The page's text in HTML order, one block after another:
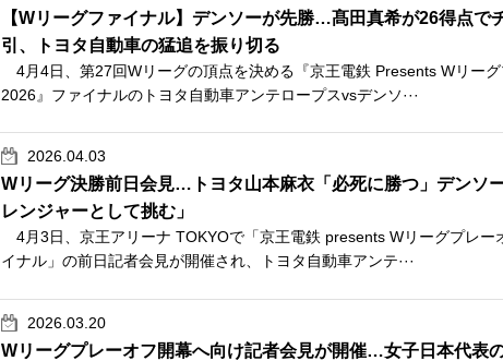
【Wリーグファイナル】デンソーが先勝…髙田真希が26得点で
引、トヨタ自動車の猛追を振り切る
4月4日、第27回Wリーグの頂点を決める『京王電鉄 Presents Wリー
2026』ファイナルのトヨタ自動車アンテロープスvsデンソ···
2026.04.03
Wリーグ決勝前日会見…トヨタ山本麻衣「必死に勝つ」デンソ
レンジャーとして挑む」
4月3日、京王アリーナ TOKYOで「京王電鉄 presents Wリーグプレー
イナル」の前日記者会見が開催され、トヨタ自動車アンテ···
2026.03.20
Wリーグプレーオフ開幕へ向け記者会見が開催…女子日本代表